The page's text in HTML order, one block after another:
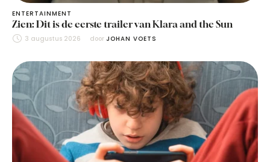
ENTERTAINMENT
Zien: Dit is de eerste trailer van Klara and the Sun
3 augustus 2026 door JOHAN VOETS